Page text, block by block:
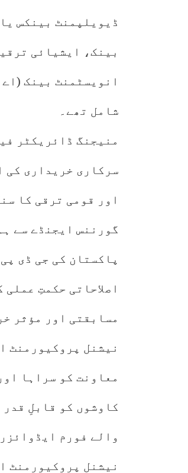
ڈیویلپمنٹ بینکس
بینک، ایشیائی
انویسٹمنٹ بینک
شامل تھے۔
منیجنگ ڈائریکٹر
سرکاری خریداری کی
اور قومی ترقی کا
گورننس ایجنڈے سے
اصلاحاتی حکمتِ
مسابقتی اور مؤثر
نیشنل پروکیورمنٹ
معاونت کو سراہا
کاوشوں کو قابلِ
والے فورم
نیشنل پروکیورمنٹ